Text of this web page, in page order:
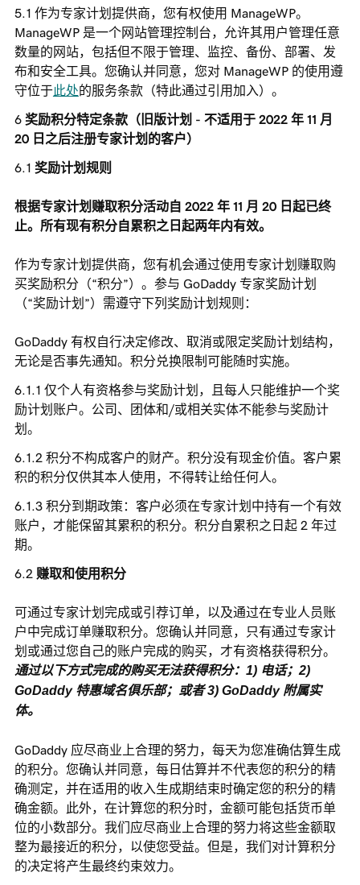
作为专家计划提供商，您有权使用 ManageWP。
ManageWP 是一个网站管理控制台，允许其用户管理任意
数量的网站，包括但不限于管理、监控、备份、部署、发
布和安全工具。您确认并同意，您对 ManageWP 的使用遵
守位于此处的服务条款（特此通过引用加入）。
奖励积分特定条款（旧版计划 - 不适用于 2022 年 11 月
20 日之后注册专家计划的客户）
奖励计划规则
根据专家计划赚取积分活动自 2022 年 11 月 20 日起已终
止。所有现有积分自累积之日起两年内有效。
作为专家计划提供商，您有机会通过使用专家计划赚取购
买奖励积分（“积分”）。参与 GoDaddy 专家奖励计划
（“奖励计划”）需遵守下列奖励计划规则：
GoDaddy 有权自行决定修改、取消或限定奖励计划结构，
无论是否事先通知。积分兑换限制可能随时实施。
仅个人有资格参与奖励计划，且每人只能维护一个奖
励计划账户。公司、团体和/或相关实体不能参与奖励计
划。
积分不构成客户的财产。积分没有现金价值。客户累
积的积分仅供其本人使用，不得转让给任何人。
积分到期政策：客户必须在专家计划中持有一个有效
账户，才能保留其累积的积分。积分自累积之日起 2 年过
期。
赚取和使用积分
可通过专家计划完成或引荐订单，以及通过在专业人员账
户中完成订单赚取积分。您确认并同意，只有通过专家计
划或通过您自己的账户完成的购买，才有资格获得积分。
通过以下方式完成的购买无法获得积分：1) 电话；2)
GoDaddy 特惠域名俱乐部；或者 3) GoDaddy 附属实
体。
GoDaddy 应尽商业上合理的努力，每天为您准确估算生成
的积分。您确认并同意，每日估算并不代表您的积分的精
确测定，并在适用的收入生成期结束时确定您的积分的精
确金额。此外，在计算您的积分时，金额可能包括货币单
位的小数部分。我们应尽商业上合理的努力将这些金额取
整为最接近的积分，以使您受益。但是，我们对计算积分
的决定将产生最终约束效力。